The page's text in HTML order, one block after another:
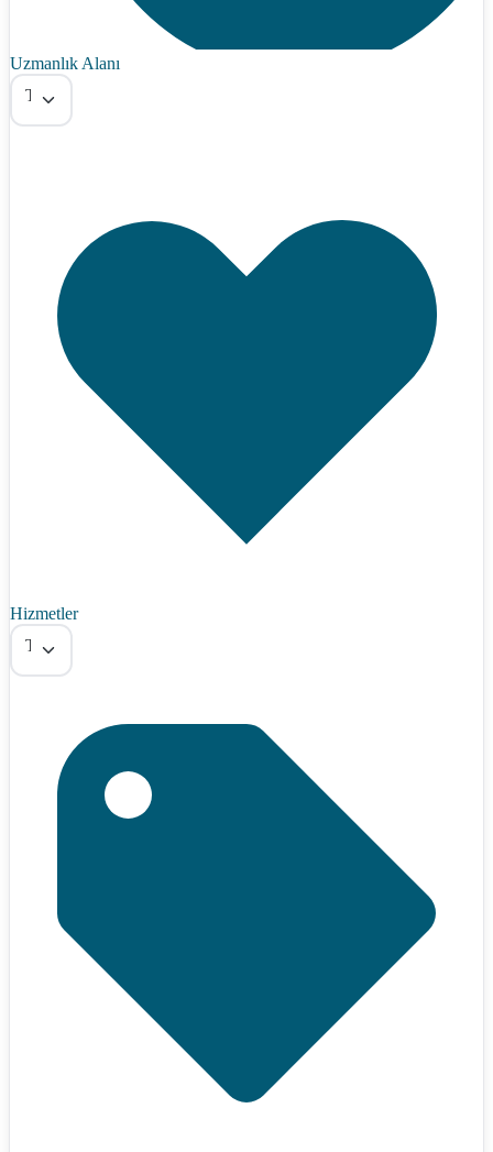
Uzmanlık Alanı
Tümü
Hizmetler
Tümü